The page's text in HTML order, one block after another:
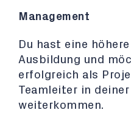
Management
Du hast eine
Ausbildung und
erfolgreich als
Teamleiter in deiner
weiterkommen.